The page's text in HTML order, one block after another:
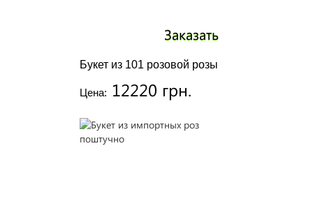
Букет из 101 розовой розы
Цена: 12220 грн.
Заказать